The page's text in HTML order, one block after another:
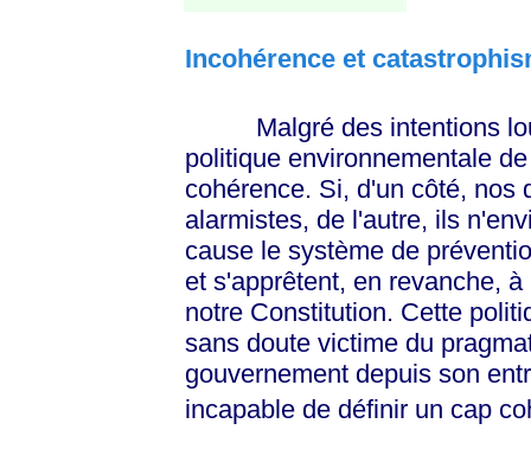
Incohérence et
Malgré des intentions
politique environnementale
cohérence. Si, d'un côté, nos
alarmistes, de l'autre, ils
cause le système de
et s'apprêtent, en revanche,
notre Constitution. Cette
sans doute victime du
gouvernement depuis son
incapable de définir un cap